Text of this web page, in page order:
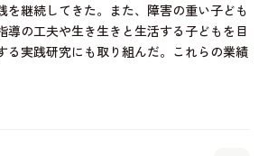
を継続してきた。また、障害の重い子ども
導の工夫や生き生きと生活する子どもを目
る実践研究にも取り組んだ。これらの業績